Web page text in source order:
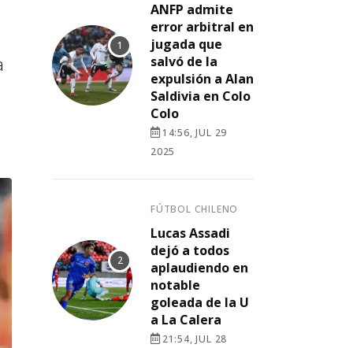
ANFP admite
error arbitral en
jugada que
salvó de la
expulsión a Alan
Saldivia en Colo
Colo
14:56, JUL 29
2025
FÚTBOL CHILENO
Lucas Assadi
dejó a todos
aplaudiendo en
notable
goleada de la U
a La Calera
21:54, JUL 28